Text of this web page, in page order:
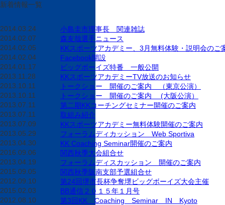
新着情報一覧
2014.03.24
小島圭市理事長 関連雑誌
2014.02.07
森友哉選手ニュース
2014.02.05
KKスポーツアカデミー、3月無料体験・説明会のご
2014.02.04
Facebook開設
2014.01.17
ビッグボーイズ特番 一般公開
2013.11.28
KKスポーツアカデミーTV放送のお知らせ
2013.10.11
トークショー 開催のご案内 （東京公演）
2013.10.11
トークショー 開催のご案内 (大阪公演）
2013.07.11
第二期KKコーチングセミナー開催のご案内
2013.07.11
取組み紹介
2013.07.09
KKスポーツアカデミー無料体験開催のご案内
2013.05.29
フォーラムディカッション Web Sportiva
2013.04.30
KK Coaching Seminar開催のご案内
2016.09.06
関西秋季大会組合せ
2013.04.19
フォーラムディスカッション 開催のご案内
2015.09.05
関西秋季阪南支部予選組合せ
2012.09.10
第24回堺市長杯争奪堺ビッグボーイズ大会主催
2015.02.03
BB通信２０１５年１月号
2012.08.10
第3回KK Coaching Seminar IN Kyoto